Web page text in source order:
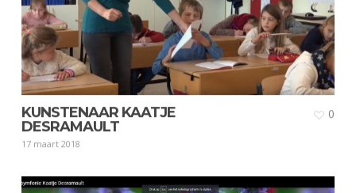
KUNSTENAAR KAATJE
DESRAMAULT
17 maart 2018
0